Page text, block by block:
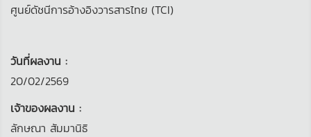
ศูนย์ดัชนีการอ้างอิงวารสารไทย (TCI)
วันที่ผลงาน :
20/02/2569
เจ้าของผลงาน :
ลักษณา สัมมานิธิ